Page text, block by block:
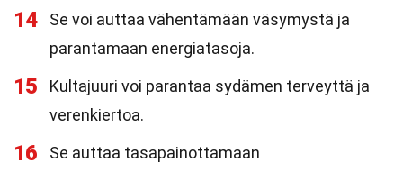
14
Se voi auttaa vähentämään väsymystä ja
parantamaan energiatasoja.
15
Kultajuuri voi parantaa sydämen terveyttä ja
verenkiertoa.
16
Se auttaa tasapainottamaan